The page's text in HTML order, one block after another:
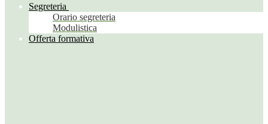
Segreteria
Orario segreteria
Modulistica
Offerta formativa